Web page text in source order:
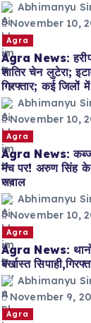
Abhimanyu
November 10,
Agra
Agra News:
शातिर चेन लुटेरा;
गिरफ्तार; कई जिलों
Abhimanyu
November 10,
Agra
Agra News: कब्जा
मंच पर! अरुण सिंह के
सवाल
Abhimanyu
November 10,
Agra
Agra News: थानों
बर्खास्त
Abhimanyu
November 9,
Agra